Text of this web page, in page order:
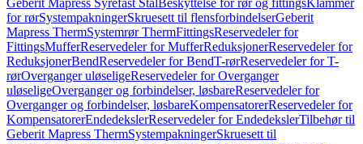
Geberit Mapress Syrefast StålBeskyttelse for rør og fittingsKlammer
for rørSystempakningerSkruesett til flensforbindelserGeberit
Mapress ThermSystemrør ThermFittingsReservedeler for
FittingsMufferReservedeler for MufferReduksjonerReservedeler for
ReduksjonerBendReservedeler for BendT-rørReservedeler for T-
rørOverganger uløseligeReservedeler for Overganger
uløseligeOverganger og forbindelser, løsbareReservedeler for
Overganger og forbindelser, løsbareKompensatorerReservedeler for
KompensatorerEndedekslerReservedeler for EndedekslerTilbehør til
Geberit Mapress ThermSystempakningerSkruesett til